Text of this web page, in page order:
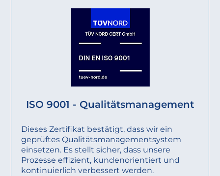
ISO 9001 - Qualitätsmanagement
Dieses Zertifikat bestätigt, dass wir ein
geprüftes Qualitätsmanagementsystem
einsetzen. Es stellt sicher, dass unsere
Prozesse effizient, kundenorientiert und
kontinuierlich verbessert werden.